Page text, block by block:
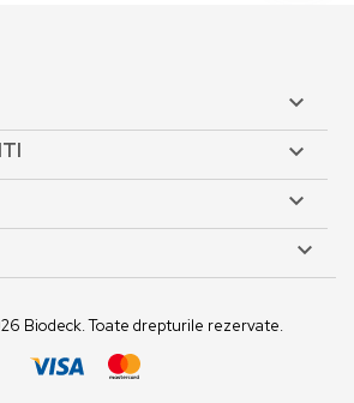




Biodeck. Toate drepturile rezervate.